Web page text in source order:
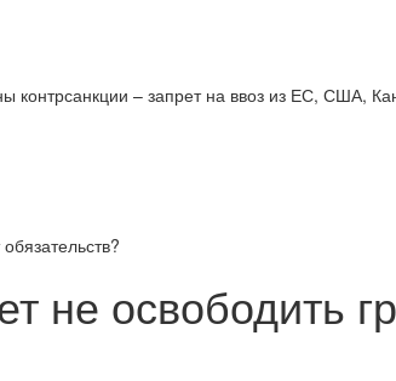
контрсанкции – запрет на ввоз из ЕС, США,
не освободить